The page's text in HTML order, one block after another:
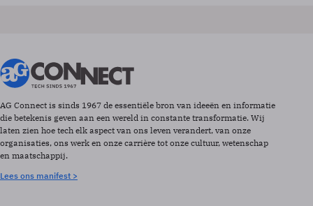
AG Connect is sinds 1967 de essentiële bron van ideeën en informatie
die betekenis geven aan een wereld in constante transformatie. Wij
laten zien hoe tech elk aspect van ons leven verandert, van onze
organisaties, ons werk en onze carrière tot onze cultuur, wetenschap
en maatschappij.
Lees ons manifest >